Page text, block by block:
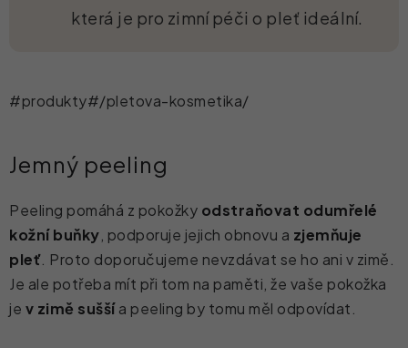
která je pro zimní péči o pleť ideální.
#produkty#/pletova-kosmetika/
Jemný peeling
Peeling pomáhá z pokožky odstraňovat odumřelé
kožní buňky , podporuje jejich obnovu a zjemňuje
pleť . Proto doporučujeme nevzdávat se ho ani v zimě.
Je ale potřeba mít při tom na paměti, že vaše pokožka
je v zimě suššía peeling by tomu měl odpovídat.